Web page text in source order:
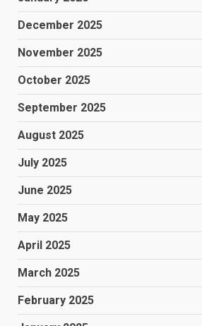
December 2025
November 2025
October 2025
September 2025
August 2025
July 2025
June 2025
May 2025
April 2025
March 2025
February 2025